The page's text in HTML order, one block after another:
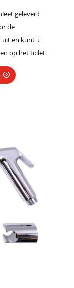
geleverd
de
uit en kunt u
op het toilet.